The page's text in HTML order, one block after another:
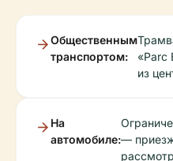
Общественным
транспортом:
«Parc
из
На
автомобиле:—